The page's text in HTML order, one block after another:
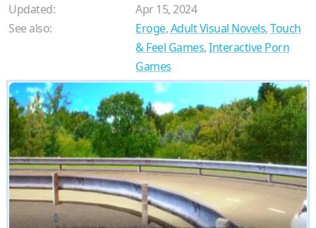
Updated:
Apr 15, 2024
See also:
Eroge,Adult Visual Novels,Touch
& Feel Games,Interactive Porn
Games